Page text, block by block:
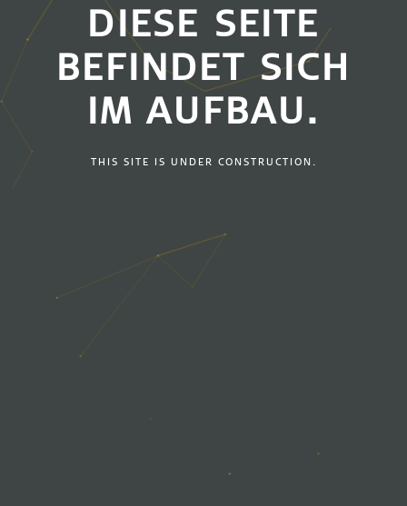
DIESE SEITE
BEFINDET SICH
IM AUFBAU.
THIS SITE IS UNDER CONSTRUCTION.